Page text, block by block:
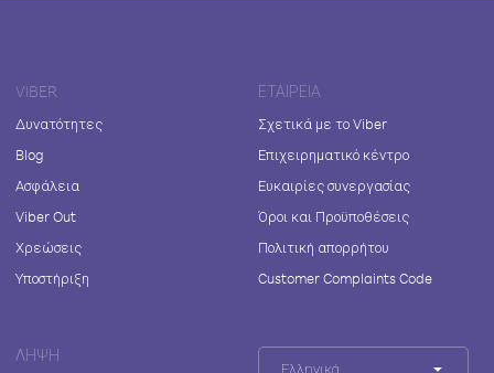
VIBER
Δυνατότητες
Blog
Ασφάλεια
Viber Out
Χρεώσεις
Υποστήριξη
ΕΤΑΙΡΕΊΑ
Σχετικά με το Viber
Επιχειρηματικό κέντρο
Ευκαιρίες συνεργασίας
Όροι και Προϋποθέσεις
Πολιτική απορρήτου
Customer Complaints Code
ΛΉΨΗ
Ελληνικά